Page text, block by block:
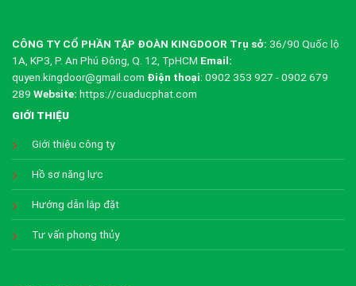
CÔNG TY CỔ PHẦN TẬP ĐOÀN KINGDOOR Trụ sở: 36/90 Quốc lộ
1A, KP3, P. An Phú Đông, Q. 12, TpHCM Email:
quyen.kingdoor@gmail.com Điện thoại: 0902 353 927 - 0902 679
289 Website: https://cuaducphat.com
GIỚI THIỆU
Giới thiệu công ty
Hồ sơ năng lực
Hướng dẫn lắp đặt
Tư vấn phong thủy